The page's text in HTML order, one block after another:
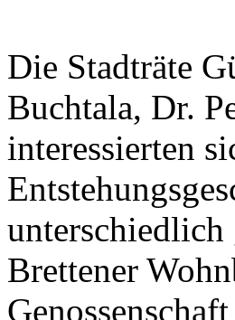
Die Stadträte
Buchtala, Dr.
interessierten
Brettener